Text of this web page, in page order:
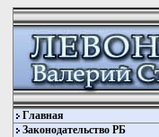
Главная
Законодательство РБ